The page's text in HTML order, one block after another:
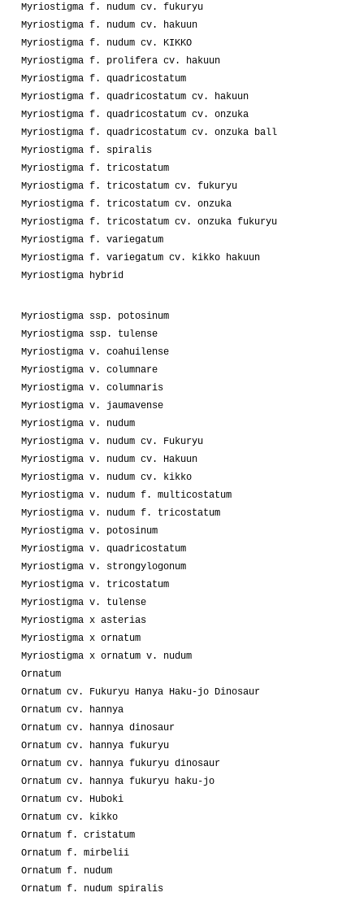
Myriostigma f. nudum cv. fukuryu
Myriostigma f. nudum cv. hakuun
Myriostigma f. nudum cv. KIKKO
Myriostigma f. prolifera cv. hakuun
Myriostigma f. quadricostatum
Myriostigma f. quadricostatum cv. hakuun
Myriostigma f. quadricostatum cv. onzuka
Myriostigma f. quadricostatum cv. onzuka ball
Myriostigma f. spiralis
Myriostigma f. tricostatum
Myriostigma f. tricostatum cv. fukuryu
Myriostigma f. tricostatum cv. onzuka
Myriostigma f. tricostatum cv. onzuka fukuryu
Myriostigma f. variegatum
Myriostigma f. variegatum cv. kikko hakuun
Myriostigma hybrid
Myriostigma ssp. potosinum
Myriostigma ssp. tulense
Myriostigma v. coahuilense
Myriostigma v. columnare
Myriostigma v. columnaris
Myriostigma v. jaumavense
Myriostigma v. nudum
Myriostigma v. nudum cv. Fukuryu
Myriostigma v. nudum cv. Hakuun
Myriostigma v. nudum cv. kikko
Myriostigma v. nudum f. multicostatum
Myriostigma v. nudum f. tricostatum
Myriostigma v. potosinum
Myriostigma v. quadricostatum
Myriostigma v. strongylogonum
Myriostigma v. tricostatum
Myriostigma v. tulense
Myriostigma x asterias
Myriostigma x ornatum
Myriostigma x ornatum v. nudum
Ornatum
Ornatum cv. Fukuryu Hanya Haku-jo Dinosaur
Ornatum cv. hannya
Ornatum cv. hannya dinosaur
Ornatum cv. hannya fukuryu
Ornatum cv. hannya fukuryu dinosaur
Ornatum cv. hannya fukuryu haku-jo
Ornatum cv. Huboki
Ornatum cv. kikko
Ornatum f. cristatum
Ornatum f. mirbelii
Ornatum f. nudum
Ornatum f. nudum spiralis